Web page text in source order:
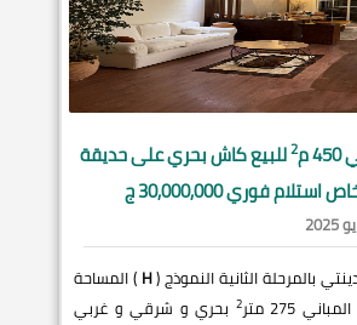
450 م 2للبيع كاش بحري على حديقة
فوري 30,000,000 ج
بالمرحلة الثانية النموذج (H ) المساحة
275 متر 2 بحري و شرقي و غربي